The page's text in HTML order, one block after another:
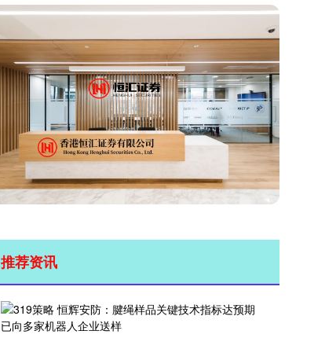
推荐资讯